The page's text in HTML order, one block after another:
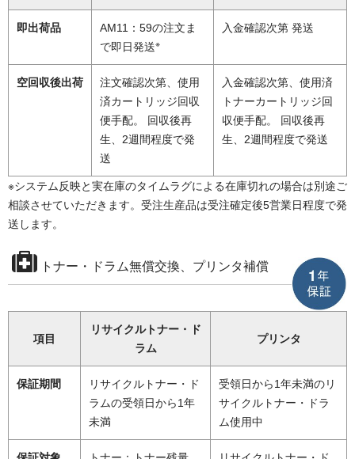
即出荷品
AM11：59の注文ま
で即日発送※
入金確認次第 発送
空回収後出荷
注文確認次第、使用
済カートリッジ回収
便手配。 回収後再
生、2週間程度で発
送
入金確認次第、使用済
トナーカートリッジ回
収便手配。 回収後再
生、2週間程度で発送
※システム反映と実在庫のタイムラグによる在庫切れの場合は別途ご
相談させていただきます。受注生産品は受注確定後5営業日程度で発
送します。
トナー・ドラム無償交換、プリンタ補償
項目
リサイクルトナー・ド
ラム
プリンタ
保証期間
リサイクルトナー・ド
ラムの受領日から1年
未満
受領日から1年未満のリ
サイクルトナー・ドラ
ム使用中